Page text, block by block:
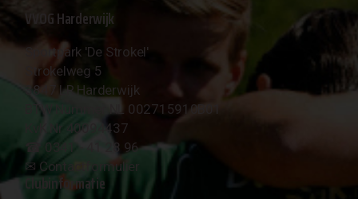
VVOG Harderwijk
Sportpark 'De Strokel'
Strokelweg 5
3847 LR Harderwijk
BTW Nummer NL 002715910B01
KvK Nr 40094437
☎︎ 0341 - 41 28 96
✉︎ Contactformulier
Clubinformatie